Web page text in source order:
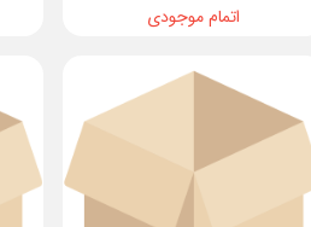
اتمام موجودی